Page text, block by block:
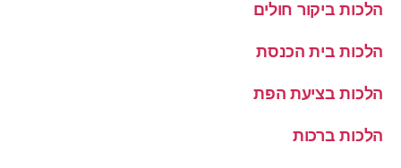
הלכות ביקור חולים
הלכות בית הכנסת
הלכות בציעת הפת
הלכות ברכות